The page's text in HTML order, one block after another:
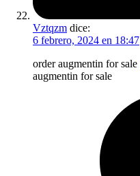
Vztqzm dice:
6 febrero, 2024 en 18:47
order augmentin for sale
augmentin for sale